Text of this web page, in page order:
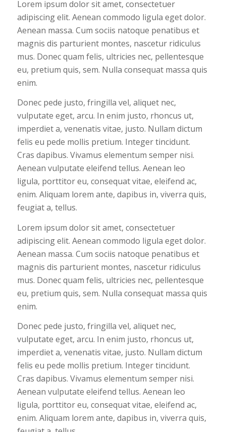
Lorem ipsum dolor sit amet, consectetuer
adipiscing elit. Aenean commodo ligula eget dolor.
Aenean massa. Cum sociis natoque penatibus et
magnis dis parturient montes, nascetur ridiculus
mus. Donec quam felis, ultricies nec, pellentesque
eu, pretium quis, sem. Nulla consequat massa quis
enim.
Donec pede justo, fringilla vel, aliquet nec,
vulputate eget, arcu. In enim justo, rhoncus ut,
imperdiet a, venenatis vitae, justo. Nullam dictum
felis eu pede mollis pretium. Integer tincidunt.
Cras dapibus. Vivamus elementum semper nisi.
Aenean vulputate eleifend tellus. Aenean leo
ligula, porttitor eu, consequat vitae, eleifend ac,
enim. Aliquam lorem ante, dapibus in, viverra quis,
feugiat a, tellus.
Lorem ipsum dolor sit amet, consectetuer
adipiscing elit. Aenean commodo ligula eget dolor.
Aenean massa. Cum sociis natoque penatibus et
magnis dis parturient montes, nascetur ridiculus
mus. Donec quam felis, ultricies nec, pellentesque
eu, pretium quis, sem. Nulla consequat massa quis
enim.
Donec pede justo, fringilla vel, aliquet nec,
vulputate eget, arcu. In enim justo, rhoncus ut,
imperdiet a, venenatis vitae, justo. Nullam dictum
felis eu pede mollis pretium. Integer tincidunt.
Cras dapibus. Vivamus elementum semper nisi.
Aenean vulputate eleifend tellus. Aenean leo
ligula, porttitor eu, consequat vitae, eleifend ac,
enim. Aliquam lorem ante, dapibus in, viverra quis,